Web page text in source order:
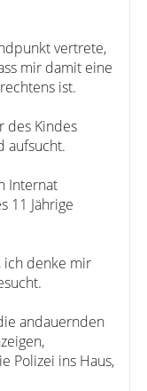
vertrete,
mir damit eine
ist.
des Kindes
aufsucht.
Internat
11 Jährige
ich denke mir
andauernden
Polizei ins Haus,